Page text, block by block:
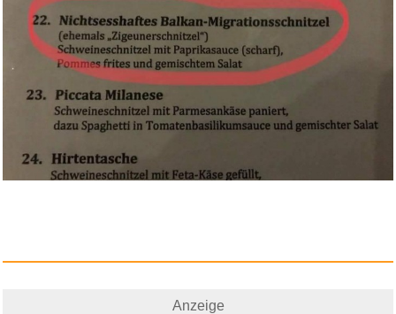
Kaiser Empire EH 6355
Anzeige